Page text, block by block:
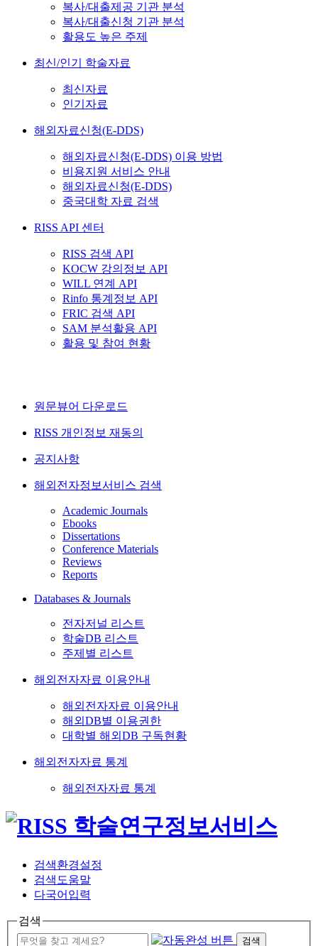
복사/대출제공 기관 분석
복사/대출신청 기관 분석
활용도 높은 주제
최신/인기 학술자료
최신자료
인기자료
해외자료신청(E-DDS)
해외자료신청(E-DDS) 이용 방법
비용지원 서비스 안내
해외자료신청(E-DDS)
중국대학 자료 검색
RISS API 센터
RISS 검색 API
KOCW 강의정보 API
WILL 연계 API
Rinfo 통계정보 API
FRIC 검색 API
SAM 분석활용 API
활용 및 참여 현황
원문뷰어 다운로드
RISS 개인정보 재동의
공지사항
해외전자정보서비스 검색
Academic Journals
Ebooks
Dissertations
Conference Materials
Reviews
Reports
Databases & Journals
전자저널 리스트
학술DB 리스트
주제별 리스트
해외전자자료 이용안내
해외전자자료 이용안내
해외DB별 이용권한
대학별 해외DB 구독현황
해외전자자료 통계
해외전자자료 통계
검색환경설정
검색도움말
다국어입력
검색
검색